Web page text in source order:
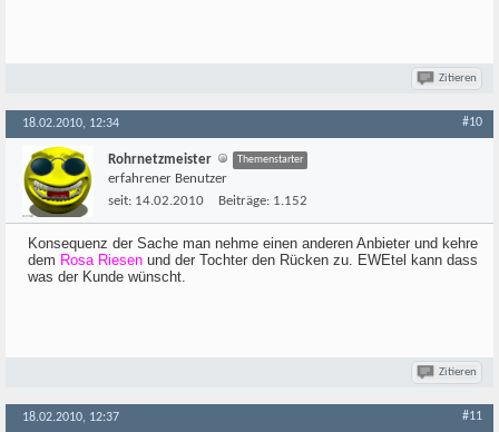
Zitieren
18.02.2010, 12:34 #10
Rohrnetzmeister Themenstarter
erfahrener Benutzer
seit: 14.02.2010 Beiträge: 1.152
Konsequenz der Sache man nehme einen anderen Anbieter und kehre
dem Rosa Riesen und der Tochter den Rücken zu. EWEtel kann dass
was der Kunde wünscht.
Zitieren
18.02.2010, 12:37 #11